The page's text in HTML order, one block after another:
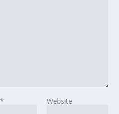
* Website